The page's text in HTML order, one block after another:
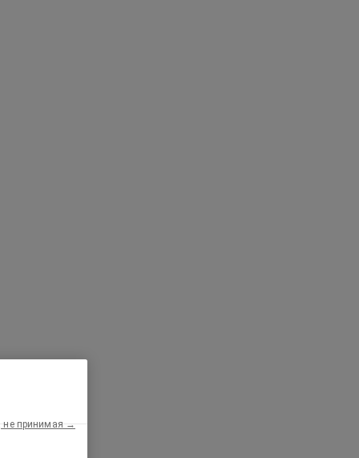
не принимая →